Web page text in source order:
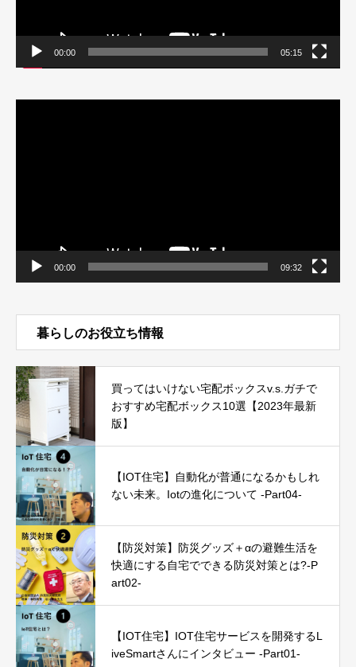
00:00 05:15
00:00 09:32
暮らしのお役立ち情報
買ってはいけない宅配ボックスv.s.ガチで
おすすめ宅配ボックス10選【2023年最新
版】
【IOT住宅】自動化が普通になるかもしれ
ない未来。Iotの進化について -Part04-
【防災対策】防災グッズ＋αの避難生活を
快適にする自宅でできる防災対策とは?-P
art02-
【IOT住宅】IOT住宅サービスを開発するL
iveSmartさんにインタビュー -Part01-